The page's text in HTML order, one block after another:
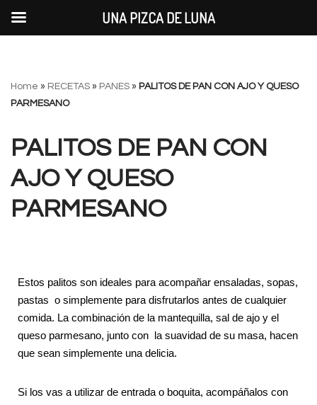
al
contenido
Home » RECETAS » PANES » PALITOS DE PAN CON AJO Y QUESO
PARMESANO
PALITOS DE PAN CON
AJO Y QUESO
PARMESANO
Estos palitos son ideales para acompañar ensaladas, sopas,
pastas o simplemente para disfrutarlos antes de cualquier
comida. La combinación de la mantequilla, sal de ajo y el
queso parmesano, junto con la suavidad de su masa, hacen
que sean simplemente una delicia.
Si los vas a utilizar de entrada o boquita, acompáñalos con
UNA PIZCA DE LUNA